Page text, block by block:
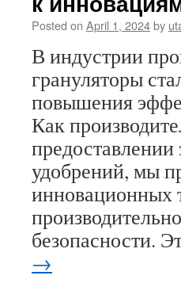
Posted on April 1, 2024by
В индустрии
грануляторы
повышения
Как
удобрений, мы
инновационных
безопасности.
→